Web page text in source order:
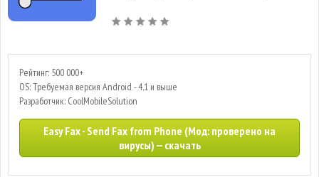
Рейтинг: 500 000+
OS: Требуемая версия Android - 4.1 и выше
Разработчик: CoolMobileSolution
Easy Fax - Send Fax from Phone (Мод: проверено на
вирусы) — скачать